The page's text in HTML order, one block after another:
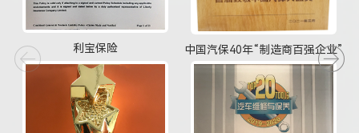
利宝保险 中国汽保40年“制造商百强企业”